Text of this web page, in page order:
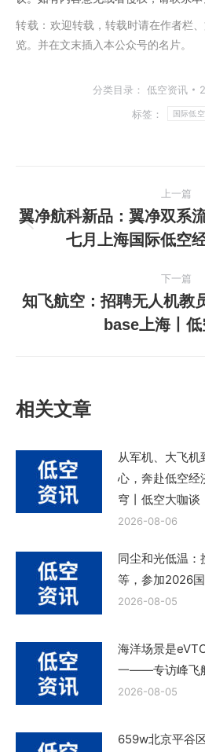
转载： 欢迎转载，转载时请在作者栏
览。并在文末插入本公众号的名片。
分类目录： 低空资讯
标签：
国际低
章
航
上一篇
上
一
篇
文
章：
翼净航科新品：翼净双系
七月上海国际低空
下一篇
下
一
知飞航空：招聘无人机教
base上海丨
相关文章
从军机、大飞机
心，奔赴低空
穹丨低空大咖谈
2026-08-06
同尘和光低温：
等，参加2026
2026-08-05
海洋场景是
一——专访峰飞
2026-08-05
659w北京平谷